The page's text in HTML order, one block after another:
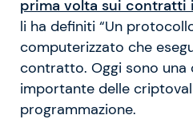
prima volta sui contratti
li ha definiti “Un
computerizzato che
contratto. Oggi sono
importante delle
programmazione.